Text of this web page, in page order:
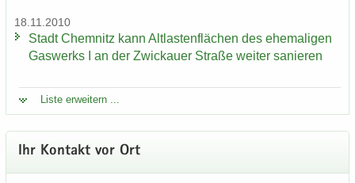
18.11.2010
Stadt Chem­nitz kann Alt­las­ten­flä­chen des ehe­ma­li­gen
Gas­werks I an der Zwi­ckau­er Stra­ße wei­ter sa­nie­ren
Liste er­wei­tern ...
Ihr Kon­takt vor Ort